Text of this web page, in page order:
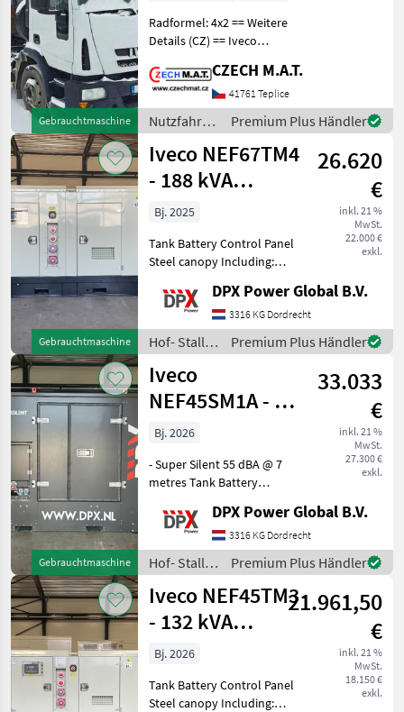
Gebrauchtmaschine
Radformel: 4x2 == Weitere
Details (CZ) == Iveco
Hakenlift-Aufbau Baujahr:
2016 Kilometerstand:
255.034 km Motorleistung:
152 kW 4x2, Schaltgetri
CZECH M.A.T.
41761 Teplice
Nutzfahrzeuge
/ Iveco
Premium Plus Händler
Gebrauchtmaschine
Iveco NEF67TM4
- 188 kVA
Generator - DPX-
19793
26.620
€
inkl. 21 %
MwSt.
22.000 €
exkl.
Bj. 2025
Tank Battery Control Panel
Steel canopy Including:
charger Including: sockets
125A - 63A - 32A - 16A Hof-
Stall- und Weidetechnik
Stromgen
DPX Power Global B.V.
3316 KG Dordrecht
Hof- Stall-
und
Weidetechnik
/ Iveco
Premium Plus Händler
Gebrauchtmaschine
Iveco
NEF45SM1A - 66
kVA Genset
SuperSilent -
DPX-2102
33.033
€
inkl. 21 %
MwSt.
27.300 €
exkl.
Bj. 2026
- Super Silent 55 dBA @ 7
metres Tank Battery
- Super Silent Canopy -
Including: battery charger
and coolant heater - input
socket: 230V
DPX Power Global B.V.
3316 KG Dordrecht
Hof- Stall-
und
Weidetechnik
/ Iveco
Premium Plus Händler
Iveco NEF45TM3
- 132 kVA
Generator - DPX-
19792
21.961,50
€
inkl. 21 %
MwSt.
18.150 €
exkl.
Bj. 2026
Tank Battery Control Panel
Steel canopy Including: